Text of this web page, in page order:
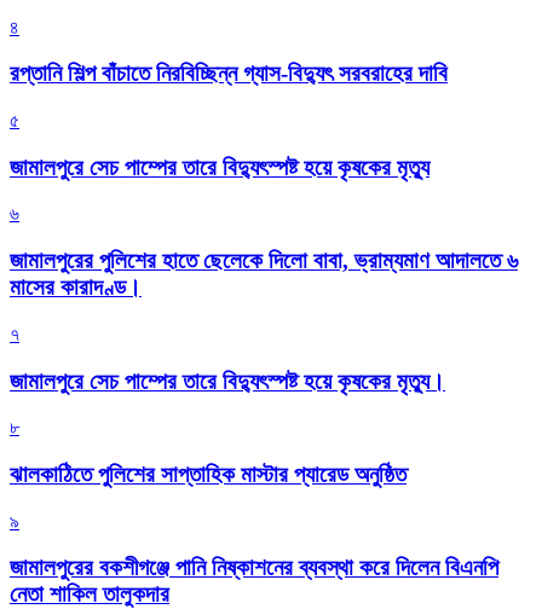
৪
রপ্তানি শিল্প বাঁচাতে নিরবিচ্ছিন্ন গ্যাস-বিদ্যুৎ সরবরাহের দাবি
৫
জামালপুরে সেচ পাম্পের তারে বিদ্যুৎস্পষ্ট হয়ে কৃষকের মৃত্যু
৬
জামালপুরের পুলিশের হাতে ছেলেকে দিলো বাবা, ভ্রাম্যমাণ আদালতে ৬
মাসের কারাদণ্ড।
৭
জামালপুরে সেচ পাম্পের তারে বিদ্যুৎস্পষ্ট হয়ে কৃষকের মৃত্যু।
৮
‎ঝালকাঠিতে পুলিশের সাপ্তাহিক মাস্টার প্যারেড অনুষ্ঠিত
৯
জামালপুরের বকশীগঞ্জে পানি নিষ্কাশনের ব্যবস্থা করে দিলেন বিএনপি
নেতা শাকিল তালুকদার